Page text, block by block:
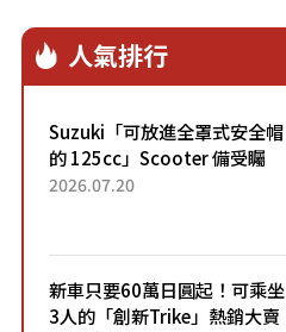
人氣排行
Suzuki「可放進全罩式安全帽
的 125cc」Scooter 備受矚
目！採用全新流線設計與各項
2026.07.20
新車只要60萬日圓起！可乘坐
3人的「創新Trike」熱銷大賣